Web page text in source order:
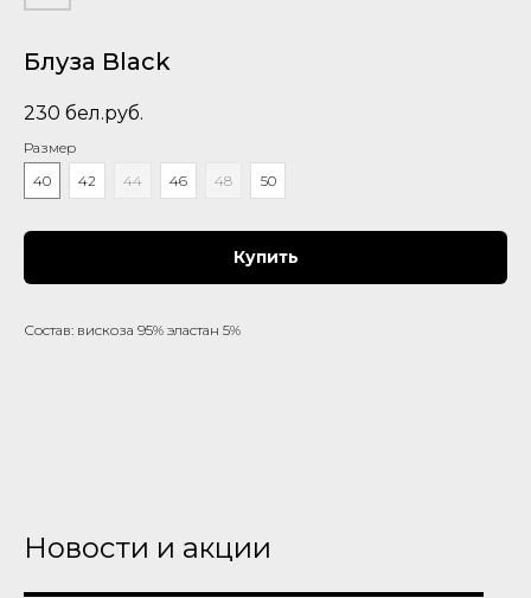
Блуза Black
230 бел.руб.
Размер
40
42 44 46 48 50
Купить
Состав: вискоза 95% эластан 5%
Новости и акции